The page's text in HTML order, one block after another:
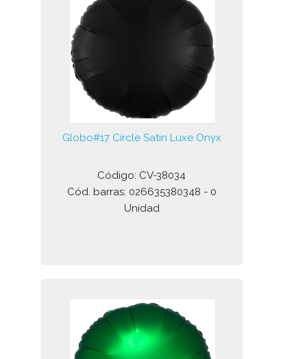
Globo#17 Circle Satin Luxe Onyx
Código: CV-38034
Cód. barras: 026635380348 - 0
Unidad